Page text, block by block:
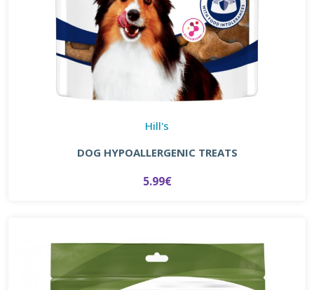
Hill's
DOG HYPOALLERGENIC TREATS
5.99€